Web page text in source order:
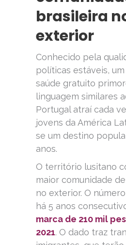
brasileira
exterior
Conhecido pela
políticas estáveis,
saúde gratuito
linguagem similares
Portugal atraí cada
jovens da América
se um destino
anos.
O território lusitano
maior comunidade
no exterior. O
há 5 anos
marca de 210 mil
2021. O dado traz